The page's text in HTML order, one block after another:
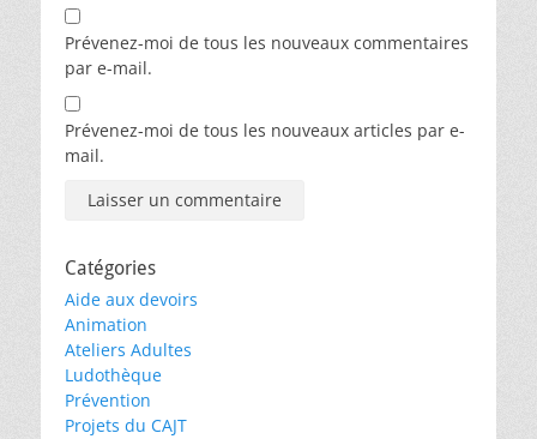
Prévenez-moi de tous les nouveaux commentaires
par e-mail.
Prévenez-moi de tous les nouveaux articles par e-
mail.
Catégories
Aide aux devoirs
Animation
Ateliers Adultes
Ludothèque
Prévention
Projets du CAJT